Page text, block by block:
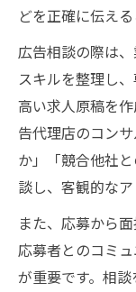
どを正確に伝える
広告相談の際は
スキルを整理し
高い求人原稿を
告代理店のコン
か」「競合他社
談し、客観的な
また、応募から
応募者とのコミ
が重要です。相